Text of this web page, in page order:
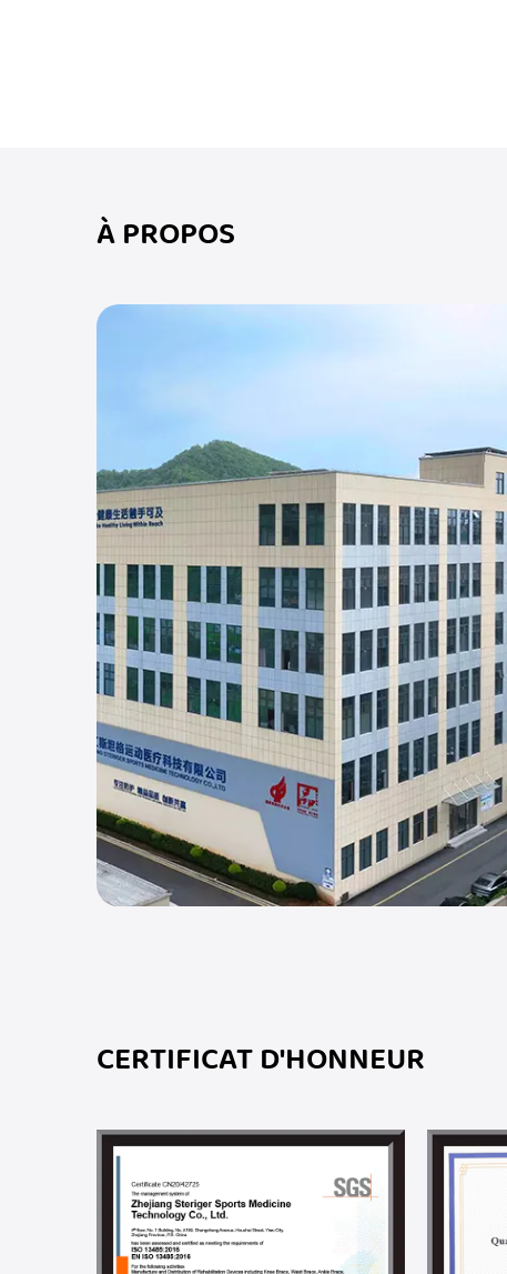
performances et prévenir les blessures. Que
manchon de veau offre un soutien et un
Pour tous ceux qui cherchent à protéger leurs
À PROPOS
CERTIFICAT D'HONNEUR